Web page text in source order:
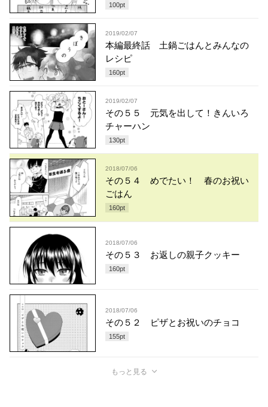
100pt
2019/02/07
本編最終話 土鍋ごはんとみんなの
レシピ
160pt
2019/02/07
その５５ 元気を出して！きんいろ
チャーハン
130pt
2018/07/06
その５４ めでたい！ 春のお祝い
ごはん
160pt
2018/07/06
その５３ お返しの親子クッキー
160pt
2018/07/06
その５２ ピザとお祝いのチョコ
155pt
もっと見る